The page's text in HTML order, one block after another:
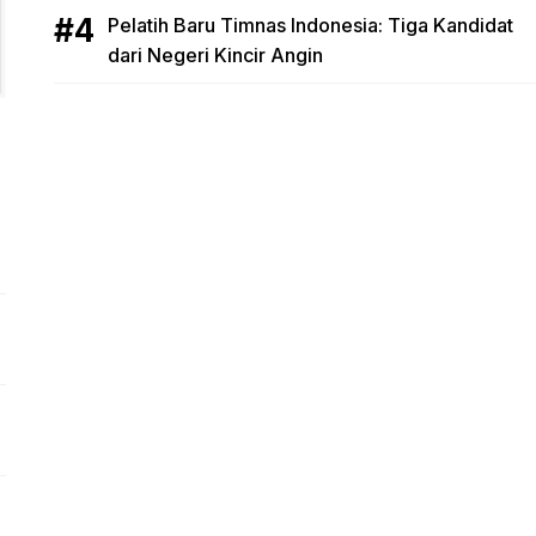
Pelatih Baru Timnas Indonesia: Tiga Kandidat
dari Negeri Kincir Angin